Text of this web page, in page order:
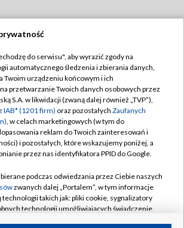
TVP
TVP
Cyfrowa
Regulamin TVP
Polityka prywatności
Moje zgody
Pomoc
Kontakt
do serwisu", aby wyrazić zgody na
automatycznego śledzenia i zbierania danych,
Twoim urządzeniu końcowym i ich
przetwarzanie Twoich danych osobowych przez
S.A. w likwidacji (zwaną dalej również „TVP”),
IAB* (1201 firm) oraz pozostałych Zaufanych
, w celach marketingowych (w tym do
reklam do Twoich zainteresowań i
i pozostałych, które wskazujemy poniżej, a
przez nas identyfikatora PPID do Google.
podczas odwiedzania przez Ciebie naszych
zwanych dalej „Portalem”, w tym informacje
technologii takich jak: pliki cookie, sygnalizatory
technologii umożliwiających świadczenie